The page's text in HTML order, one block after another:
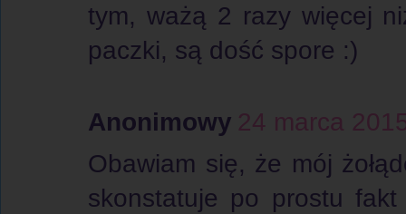
tym, ważą 2 razy więcej
paczki, są dość spore :)
Anonimowy 24 marca
Obawiam się, że mój
skonstatuje po prostu